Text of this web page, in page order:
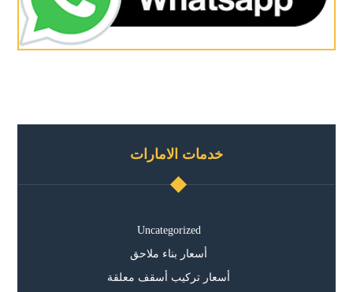
خدمات الامارات
Uncategorized
أسعار بناء ملاحق
أسعار تركيب أسقف معلقة